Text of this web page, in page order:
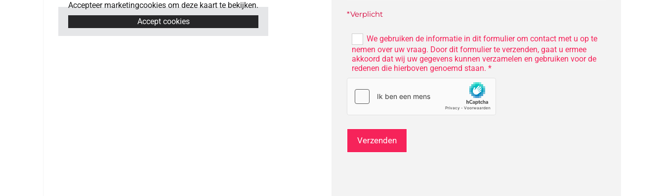
Accepteer marketingcookies om deze kaart te bekijken.
Accept cookies
*Verplicht
We gebruiken de informatie in dit formulier om contact met u op te
nemen over uw vraag. Door dit formulier te verzenden, gaat u ermee
akkoord dat wij uw gegevens kunnen verzamelen en gebruiken voor de
redenen die hierboven genoemd staan. *